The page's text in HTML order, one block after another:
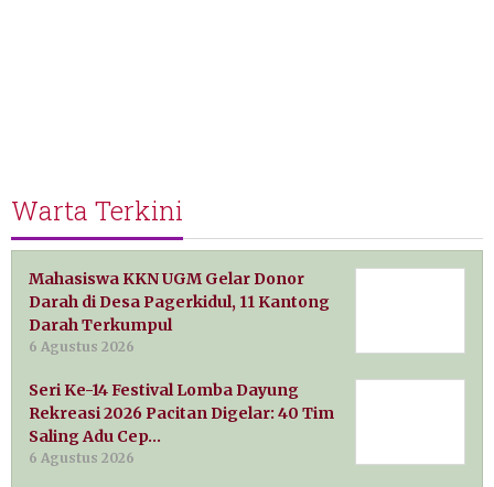
Warta Terkini
Mahasiswa KKN UGM Gelar Donor
Darah di Desa Pagerkidul, 11 Kantong
Darah Terkumpul
6 Agustus 2026
Seri Ke-14 Festival Lomba Dayung
Rekreasi 2026 Pacitan Digelar: 40 Tim
Saling Adu Cep…
6 Agustus 2026